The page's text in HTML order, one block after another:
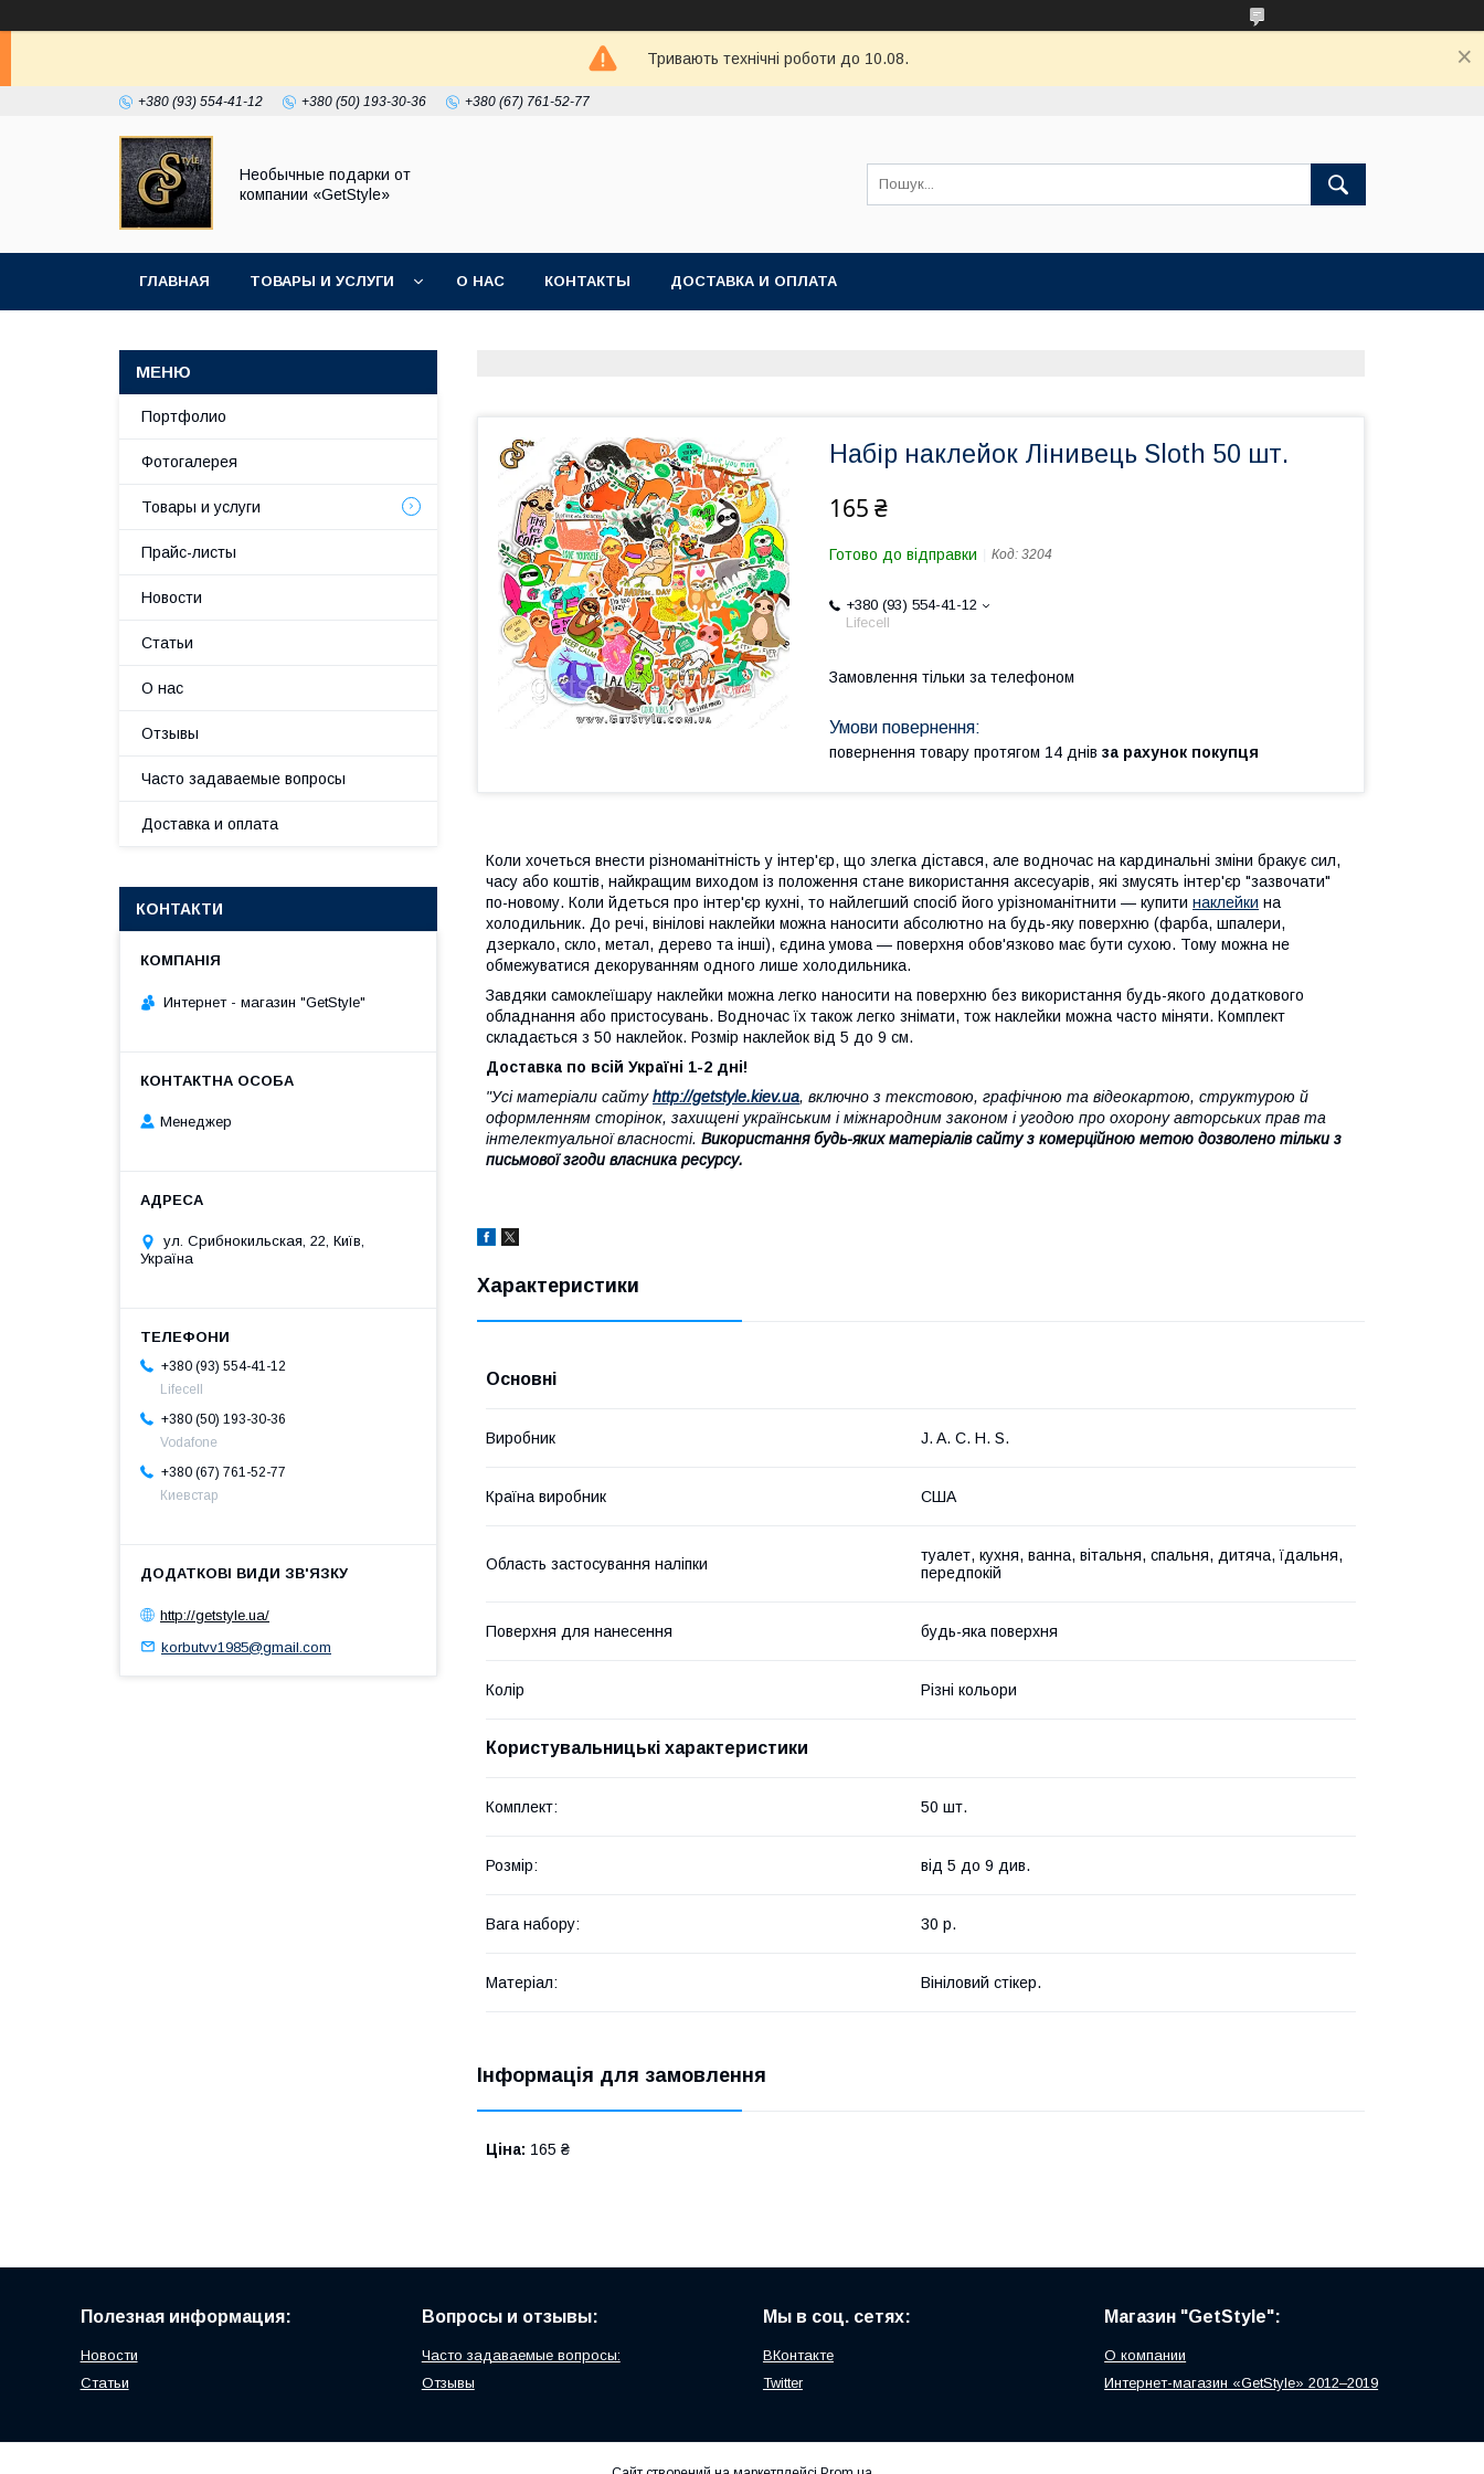
Тривають технічні роботи до 10.08.
+380 (93) 554-41-12 +380 (50) 193-30-36 +380 (67) 761-52-77
Необычные подарки от
компании «GetStyle»
ГЛАВНАЯ ТОВАРЫ И УСЛУГИ О НАС КОНТАКТЫ ДОСТАВКА И ОПЛАТА
Набір наклейок Лінивець Sloth 50 шт.
165 ₴
Готово до відправки Код: 3204
+380 (93) 554-41-12
Lifecell
Замовлення тільки за телефоном
повернення товару протягом 14 днів за рахунок покупця
Коли хочеться внести різноманітність у інтер'єр, що злегка дістався, але водночас на кардинальні зміни бракує сил,
часу або коштів, найкращим виходом із положення стане використання аксесуарів, які змусять інтер'єр "зазвочати"
по-новому. Коли йдеться про інтер'єр кухні, то найлегший спосіб його урізноманітнити — купити наклейки на
холодильник. До речі, вінілові наклейки можна наносити абсолютно на будь-яку поверхню (фарба, шпалери,
дзеркало, скло, метал, дерево та інші), єдина умова — поверхня обов'язково має бути сухою. Тому можна не
обмежуватися декоруванням одного лише холодильника.
Завдяки самоклеїшару наклейки можна легко наносити на поверхню без використання будь-якого додаткового
обладнання або пристосувань. Водночас їх також легко знімати, тож наклейки можна часто міняти. Комплект
складається з 50 наклейок. Розмір наклейок від 5 до 9 см.
Доставка по всій Україні 1-2 дні!
"Усі матеріали сайтуhttp://getstyle.kiev.ua, включно з текстовою, графічною та відеокартою, структурою й
оформленням сторінок, захищені українським і міжнародним законом і угодою про охорону авторських прав та
інтелектуальної власності. Використання будь-яких матеріалів сайту з комерційною метою дозволено тільки з
письмової згоди власника ресурсу.
Характеристики
Основні
Виробник J. A. C. H. S.
Країна виробник США
Область застосування наліпки
туалет, кухня, ванна, вітальня, спальня, дитяча, їдальня,
передпокій
Поверхня для нанесення будь-яка поверхня
Колір Різні кольори
Користувальницькі характеристики
Комплект: 50 шт.
Розмір: від 5 до 9 див.
Вага набору: 30 р.
Матеріал: Вініловий стікер.
Інформація для замовлення
Ціна: 165 ₴
Портфолио
Фотогалерея
Товары и услуги
Прайс-листы
Новости
Статьи
О нас
Отзывы
Часто задаваемые вопросы
Доставка и оплата
КОНТАКТИ
Интернет - магазин "GetStyle"
Менеджер
ул. Срибнокильская, 22, Київ,
Україна
+380 (93) 554-41-12
Lifecell
+380 (50) 193-30-36
Vodafone
+380 (67) 761-52-77
Киевстар
http://getstyle.ua/
korbutvv1985@gmail.com
Полезная информация:
Новости
Статьи
Вопросы и отзывы:
Часто задаваемые вопросы:
Отзывы
Мы в соц. сетях:
ВКонтакте
Twitter
Магазин "GetStyle":
О компании
Интернет-магазин «GetStyle» 2012–2019